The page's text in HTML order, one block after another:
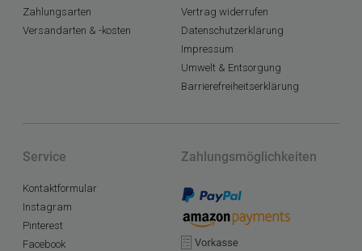
Zahlungsarten
Versandarten & -kosten
Vertrag widerrufen
Datenschutzerklärung
Impressum
Umwelt & Entsorgung
Barrierefreiheitserklärung
Service
Kontaktformular
Instagram
Pinterest
Facebook
Zahlungsmöglichkeiten